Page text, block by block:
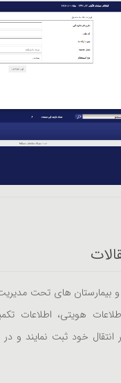
بیمارستان های تحت
هویتی، اطلاعات
خود ثبت نمایند و